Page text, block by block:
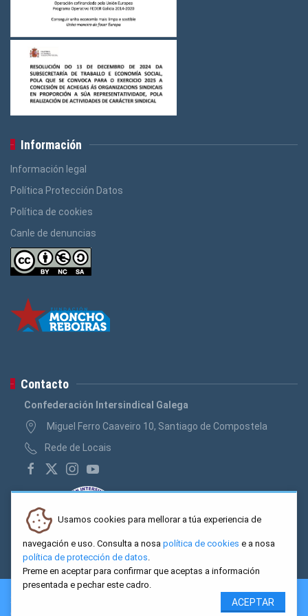
Logos Construcción e Madeira
Logos Banca, Aforro (3)
Logos Administración Pública
Información
Información legal
Política Protección Datos
Política de cookies
Canle de denuncias
Contacto
Confederación Intersindical Galega
Miguel Ferro Caaveiro 10, Santiago de Compostela
Rede de Locais
2026 CIG. Confederación Intersindical Galega - Miguel Ferro
Usamos cookies para mellorar a túa experiencia de
navegación e uso. Consulta a nosa política de cookies e a nosa
política de protección de datos.
Preme en aceptar para confirmar que aceptas a información
presentada e pechar este cadro.
ACEPTAR